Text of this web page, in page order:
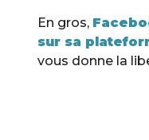
En gros,
sur sa
vous donne la